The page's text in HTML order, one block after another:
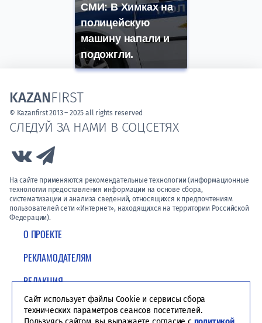
СМИ: В Химках на
полицейскую
машину напали и
подожгли.
О ПРОЕКТЕ
РЕКЛАМОДАТЕЛЯМ
РЕДАКЦИЯ
ПОЛИТИКА КОНФИДЕНЦИАЛЬНОСТИ
СЛЕДУЙ ЗА НАМИ В СОЦСЕТЯХ
Link to Vk
На сайте применяются рекомендательные технологии (информационные
технологии предоставления информации на основе сбора,
систематизации и анализа сведений, относящихся к предпочтениям
пользователей сети «Интернет», находящихся на территории Российской
Федерации).
KAZANFIRST
© Kazanfirst 2013 – 2025 all rights reserved
Сайт использует файлы Cookie и сервисы сбора
технических параметров сеансов посетителей.